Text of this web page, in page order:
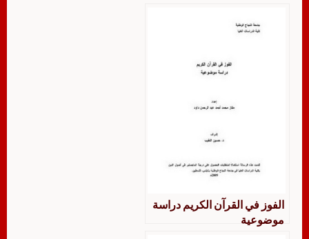
الفوز في القرآن الكريم دراسة
موضوعية